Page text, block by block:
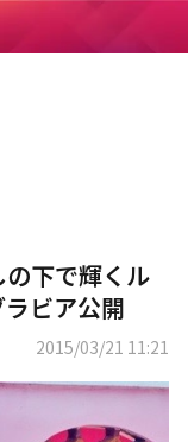
下で輝くル
ビア公開
2015/03/21 11:21